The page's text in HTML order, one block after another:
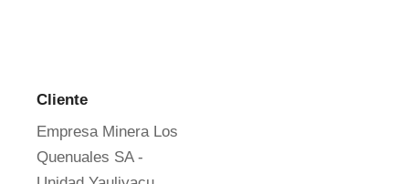
Cliente
Empresa Minera Los
Quenuales SA -